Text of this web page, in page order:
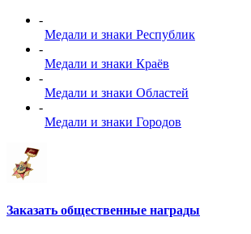
-
Медали и знаки Республик
-
Медали и знаки Краёв
-
Медали и знаки Областей
-
Медали и знаки Городов
Заказать общественные награды